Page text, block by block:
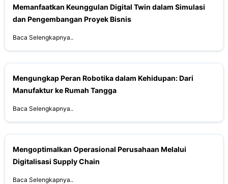
Memanfaatkan Keunggulan Digital Twin dalam Simulasi
dan Pengembangan Proyek Bisnis
Baca Selengkapnya..
Mengungkap Peran Robotika dalam Kehidupan: Dari
Manufaktur ke Rumah Tangga
Baca Selengkapnya..
Mengoptimalkan Operasional Perusahaan Melalui
Digitalisasi Supply Chain
Baca Selengkapnya..